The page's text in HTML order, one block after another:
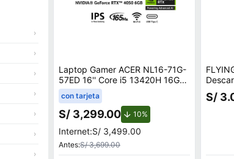
›
›
›
›
›
›
›
Laptop Gamer ACER NL16-71G-
57ED 16'' Core i5 13420H 16GB
512GB SSD RTX 4050 6GB
con tarjeta
S/ 3,299.00 10%de descuento.
Internet:S/ 3,499.00
Antes:S/ 3,699.00
P/
S/